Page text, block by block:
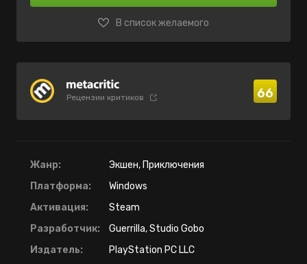
В список желаемого
Рецензии критиков 66
Жанр:
Экшен, Приключения
Платформа:
Windows
Активация:
Steam
Разработчик:
Guerrilla, Studio Gobo
Издатель:
PlayStation PC LLC